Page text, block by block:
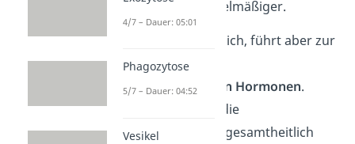
flacher und unregelmäßiger.
Das klingt schrecklich, führt aber zur
Ausschüttung von
schmerzlindernden Hormonen.
Insgesamt lassen die
Körperfunktionen gesamtheitlich
4/7 – Dauer: 05:01
Phagozytose
5/7 – Dauer: 04:52
Vesikel